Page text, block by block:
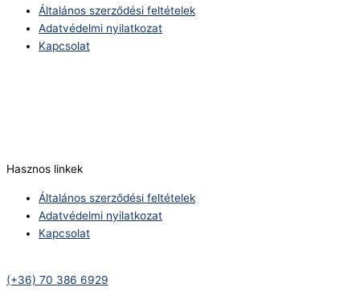
Általános szerződési feltételek
Adatvédelmi nyilatkozat
Kapcsolat
Hasznos linkek
Általános szerződési feltételek
Adatvédelmi nyilatkozat
Kapcsolat
(+36) 70 386 6929